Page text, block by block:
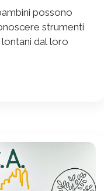
possono
strumenti
dal loro